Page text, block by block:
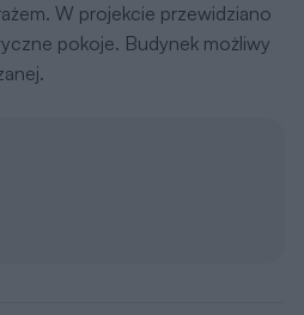
W projekcie przewidziano
pokoje. Budynek możliwy